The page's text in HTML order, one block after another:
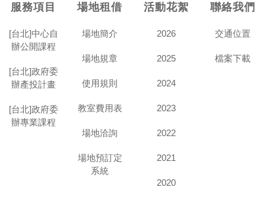
服務項目
[台北]中心自
辦公開課程
[台北]政府委
辦產投計畫
[台北]政府委
辦專業課程
場地租借
場地簡介
場地規章
使用規則
教室費用表
場地洽詢
場地預訂定
系統
活動花絮
2026
2025
2024
2023
2022
2021
2020
聯絡我們
交通位置
檔案下載